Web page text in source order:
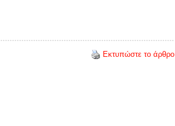
Εκτυπώστε το άρθρο